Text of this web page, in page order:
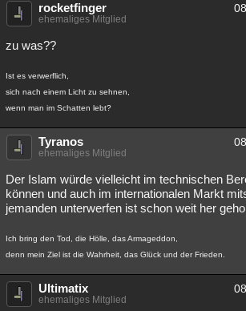
rocketfinger
ehemaliges Mitglied
zu was??
Ist es verwerflich,
sich nach einem Licht zu sehnen,
wenn man im Schatten lebt?
Tyranos
ehemaliges Mitglied
Der Islam würde vielleicht im technischen
können und auch im internationalen Markt
jemanden unterwerfen ist schon weit her
Ich bring den Tod, die Hölle, das Armageddon,
denn mein Ziel ist die Wahrheit, das Glück und der Frieden.
Ultimatix
ehemaliges Mitglied